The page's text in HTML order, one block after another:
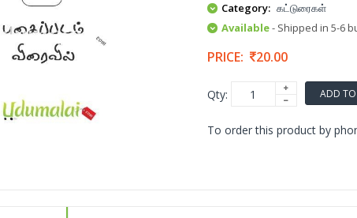
Category: கட்டுரைகள்
Available- Shipped in 5-6
PRICE: 20.00
Qty: ADD
To order this product by